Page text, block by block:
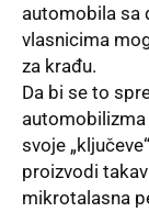
automobila sa
vlasnicima
za krađu.
Da bi se to
automobilizma
svoje
proizvodi
mikrotalasna